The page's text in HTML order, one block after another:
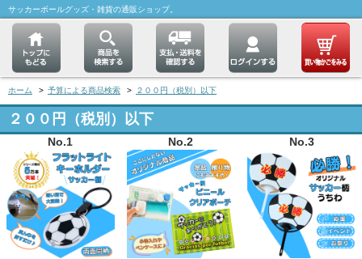
サッカーボールグッズ・雑貨の通販ショップ。
ホーム > 予算による商品検索 > ２００円（税別）以下
２００円（税別）以下
No.1 No.2 No.3